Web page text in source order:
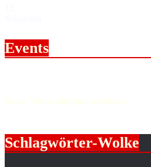
Events
Keine Veranstaltungen gefunden.
Schlagwörter-Wolke